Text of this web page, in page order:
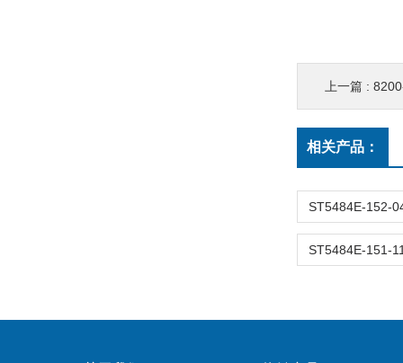
上一篇 :
相关产品：